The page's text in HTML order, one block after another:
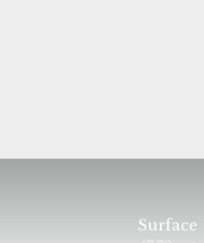
Surface